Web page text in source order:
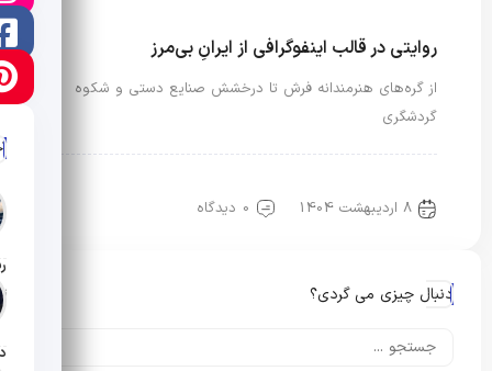
روایتی در قالب اینفوگرافی از ایرانِ بی‌مرز
از گره‌های هنرمندانه فرش تا درخشش صنایع دستی و شکوه
گردشگری
8 اردیبهشت 1404 0 دیدگاه
دنبال چیزی می گردی؟